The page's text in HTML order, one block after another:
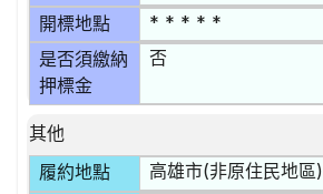
開標地點 * * * * *
是否須繳納
押標金
否
其他
履約地點
高雄市(非原住民地區)